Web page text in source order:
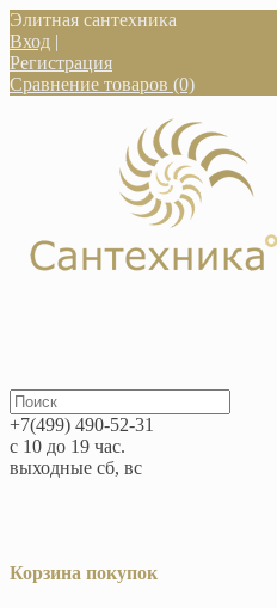
Элитная сантехника
Вход |
Регистрация
Сравнение товаров (0)
+7(499) 490-52-31
с 10 до 19 час.
выходные сб, вс
Корзина покупок